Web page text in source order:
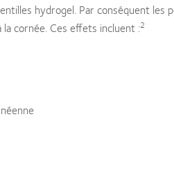
hydrogel. Par conséquent les
cornée. Ces effets incluent :2